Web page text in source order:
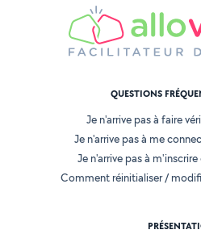
QUESTIONS
Je n'arrive pas à faire
Je n'arrive pas à me
Je n'arrive pas à
Comment réinitialiser /